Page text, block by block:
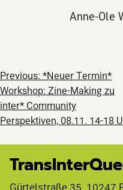
Anne-Ole
Previous: *Neuer Termin*
Workshop: Zine-Making zu
inter* Community
Perspektiven, 08.11. 14-18